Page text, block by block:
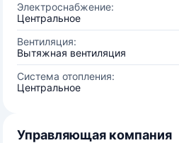
Электроснабжение:
Центральное
Вентиляция:
Вытяжная вентиляция
Система отопления:
Центральное
Управляющая компания